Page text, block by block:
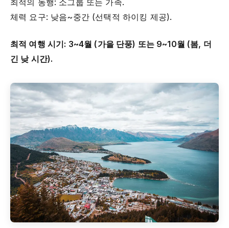
최적의 동행: 소그룹 또는 가족.
체력 요구: 낮음~중간 (선택적 하이킹 제공).
최적 여행 시기: 3~4월 (가을 단풍) 또는 9~10월 (봄, 더
긴 낮 시간).